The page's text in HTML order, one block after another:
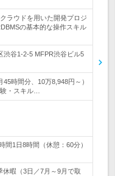
ラウドを用いた開発プロジ
の基本的な操作スキル
渋谷1-2-5 MFPR渋谷ビル5
時間分、10万8,948円～）
・スキル…
間1日8時間（休憩：60分）
休暇（3日／7月～9月で取